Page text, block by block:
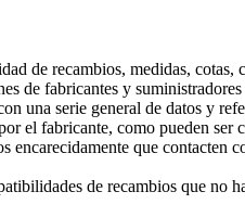
de recambios, medidas,
de fabricantes y
una serie general de datos y
el fabricante, como pueden
encarecidamente que contacten
de recambios que no